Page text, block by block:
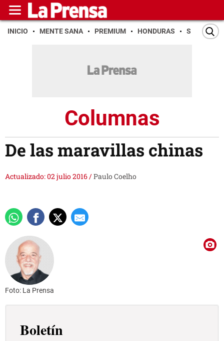
INICIO MENTE SANA PREMIUM HONDURAS SAN PEDRO
Columnas
De las maravillas chinas
Actualizado: 02 julio 2016/Paulo Coelho
Foto: La Prensa
Boletín